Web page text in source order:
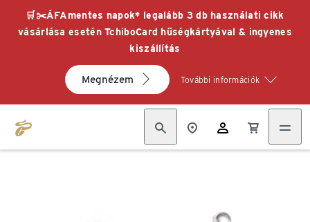
🛒✂️ÁFAmentes napok* legalább 3 db használati cikk
vásárlása esetén TchiboCard hűségkártyával & ingyenes
kiszállítás
Megnézem További információk